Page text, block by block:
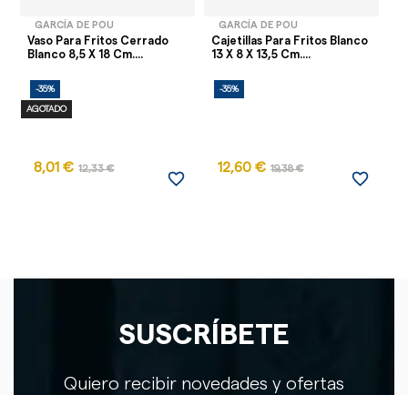
GARCÍA DE POU
Vaso Para Fritos Cerrado
Blanco 8,5 X 18 Cm....
-35%
AGOTADO
8,01 € 12,33 €
favorite_border
GARCÍA DE POU
Cajetillas Para Fritos Blanco
13 X 8 X 13,5 Cm....
-35%
12,60 € 19,38 €
favorite_border
SUSCRÍBETE
Quiero recibir novedades y ofertas